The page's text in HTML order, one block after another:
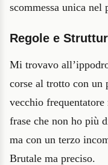
scommessa unica nel
Regole e
Mi trovavo
corse al trotto con un
vecchio
frase che non ho più
ma con un terzo
Brutale ma preciso.